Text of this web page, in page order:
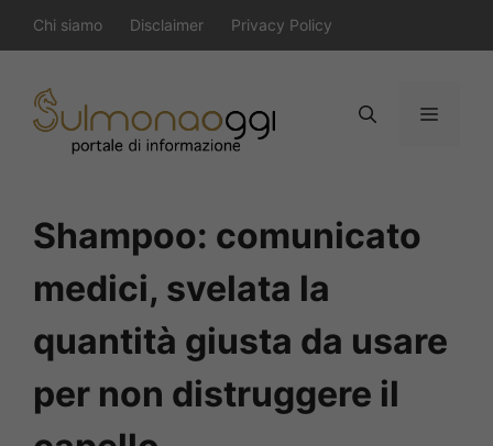
al
contenuto
Chi siamo Disclaimer Privacy Policy
Menu
Shampoo: comunicato
medici, svelata la
quantità giusta da usare
per non distruggere il